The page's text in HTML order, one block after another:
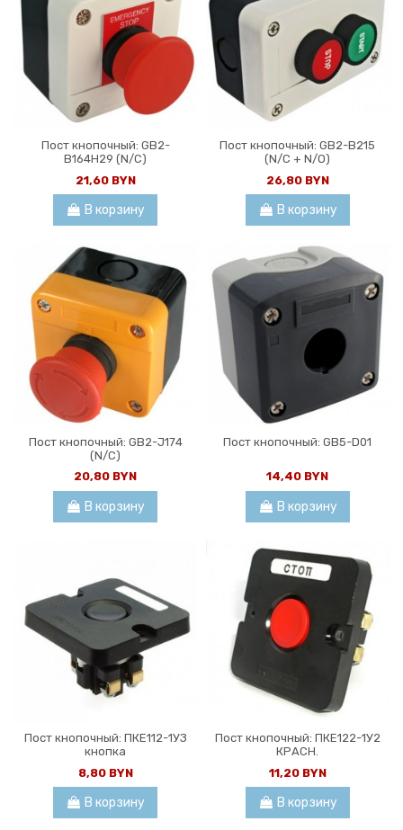
Пост кнопочный: GB2-
B164H29 (N/C)
21,60 BYN
В корзину
Пост кнопочный: GB2-B215
(N/C + N/O)
26,80 BYN
В корзину
Пост кнопочный: GB2-J174
(N/C)
20,80 BYN
В корзину
Пост кнопочный: GB5-D01
14,40 BYN
В корзину
Пост кнопочный: ПКЕ112-1УЗ
кнопка
8,80 BYN
В корзину
Пост кнопочный: ПКЕ122-1У2
КРАСН.
11,20 BYN
В корзину